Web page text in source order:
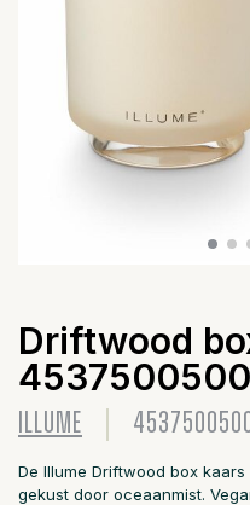
Driftwood
4537500500
ILLUME
De Illume Driftwood box
gekust door oceaanmist.